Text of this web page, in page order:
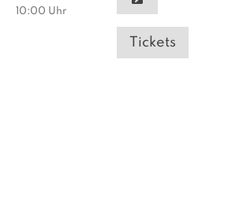
10:00 Uhr
Tickets